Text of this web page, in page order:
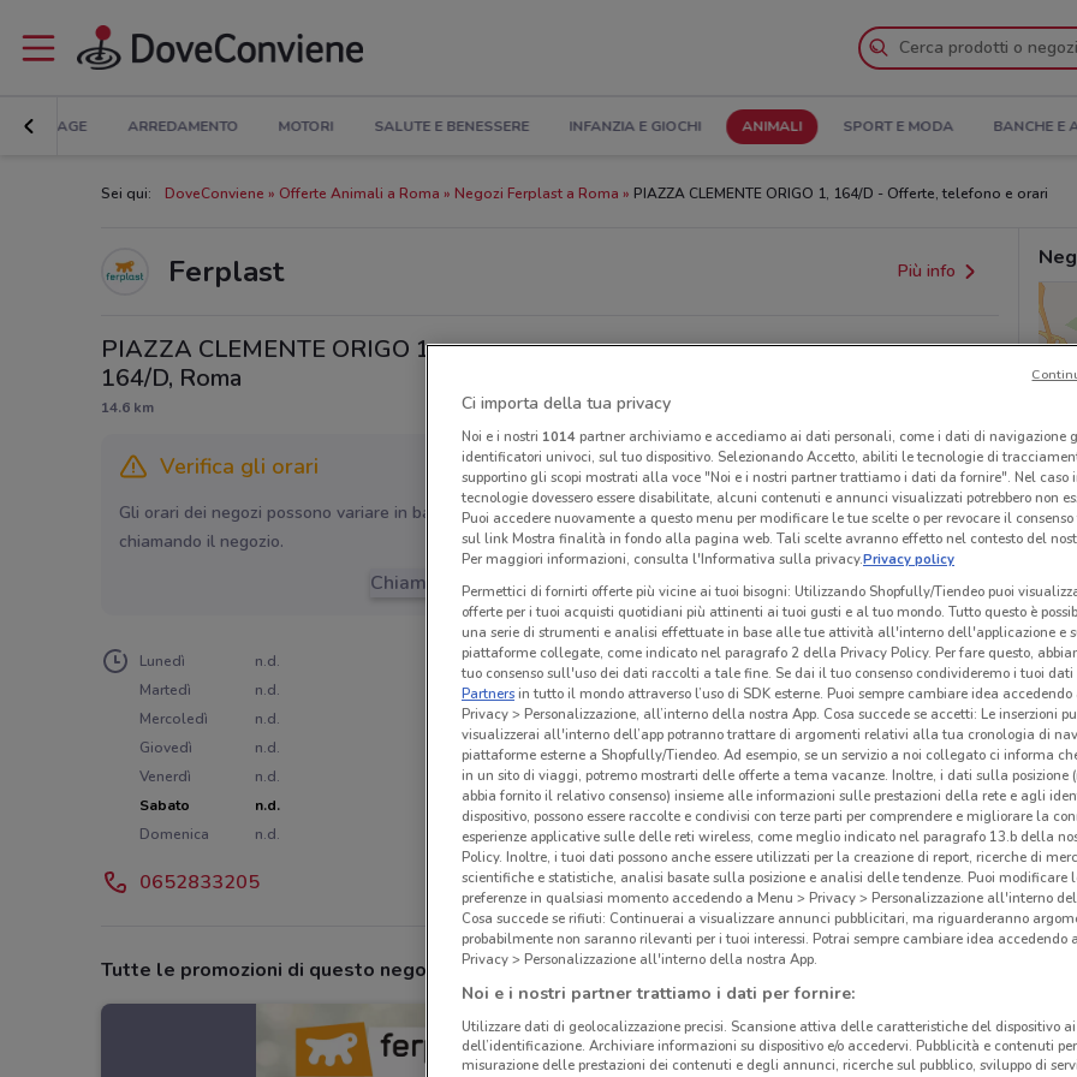
BRICOLAGE ARREDAMENTO MOTORI SALUTE E BENESSERE INFANZIA E GIOCHI ANIMALI SPORT E MODA BANCHE E
Sei qui: DoveConviene Offerte Animali a Roma Negozi Ferplast a Roma PIAZZA CLEMENTE ORIGO 1, 164/D - Offerte, telefono e orari
Ferplast Più info
PIAZZA CLEMENTE ORIGO 1,
164/D, Roma
14.6 km
Verifica gli orari
Gli orari dei negozi possono variare in base agli ultimi provvedimenti regionali o nazionali. Verifica l’accuratezza
chiamando il negozio.
Chiama il negozio
Lunedì
n.d.
Martedì
n.d.
Mercoledì
n.d.
Giovedì
n.d.
Venerdì
n.d.
Sabato
n.d.
Domenica
n.d.
0652833205
Tutte le promozioni di questo negozio
Ci importa della tua privacy
Noi e i nostri 1014partner archiviamo e accediamo ai dati personali, come i dati di navigazione
identificatori univoci, sul tuo dispositivo. Selezionando Accetto, abiliti le tecnologie di
supportino gli scopi mostrati alla voce "Noi e i nostri partner trattiamo i dati da fornire". Nel caso
tecnologie dovessero essere disabilitate, alcuni contenuti e annunci visualizzati potrebbero non
Puoi accedere nuovamente a questo menu per modificare le tue scelte o per revocare il
sul link Mostra finalità in fondo alla pagina web. Tali scelte avranno effetto nel contesto del
Per maggiori informazioni, consulta l'Informativa sulla privacy.Privacy policy
Permettici di fornirti offerte più vicine ai tuoi bisogni: Utilizzando Shopfully/Tiendeo puoi
offerte per i tuoi acquisti quotidiani più attinenti ai tuoi gusti e al tuo mondo. Tutto questo è
una serie di strumenti e analisi effettuate in base alle tue attività all'interno dell'applicazione e
piattaforme collegate, come indicato nel paragrafo 2 della Privacy Policy. Per fare questo,
tuo consenso sull'uso dei dati raccolti a tale fine. Se dai il tuo consenso condivideremo i tuoi dati
Partnersin tutto il mondo attraverso l’uso di SDK esterne. Puoi sempre cambiare idea accedendo
Privacy > Personalizzazione, all’interno della nostra App. Cosa succede se accetti: Le inserzioni
visualizzerai all'interno dell’app potranno trattare di argomenti relativi alla tua cronologia di
piattaforme esterne a Shopfully/Tiendeo. Ad esempio, se un servizio a noi collegato ci informa
in un sito di viaggi, potremo mostrarti delle offerte a tema vacanze. Inoltre, i dati sulla posizione
abbia fornito il relativo consenso) insieme alle informazioni sulle prestazioni della rete e agli
dispositivo, possono essere raccolte e condivisi con terze parti per comprendere e migliorare la
esperienze applicative sulle delle reti wireless, come meglio indicato nel paragrafo 13.b della
Policy. Inoltre, i tuoi dati possono anche essere utilizzati per la creazione di report, ricerche di
scientifiche e statistiche, analisi basate sulla posizione e analisi delle tendenze. Puoi modificare
preferenze in qualsiasi momento accedendo a Menu > Privacy > Personalizzazione all'interno
Cosa succede se rifiuti: Continuerai a visualizzare annunci pubblicitari, ma riguarderanno
probabilmente non saranno rilevanti per i tuoi interessi. Potrai sempre cambiare idea accedendo
Privacy > Personalizzazione all'interno della nostra App.
Noi e i nostri partner trattiamo i dati per fornire:
Utilizzare dati di geolocalizzazione precisi. Scansione attiva delle caratteristiche del dispositivo
dell’identificazione. Archiviare informazioni su dispositivo e/o accedervi. Pubblicità e contenuti
misurazione delle prestazioni dei contenuti e degli annunci, ricerche sul pubblico, sviluppo di